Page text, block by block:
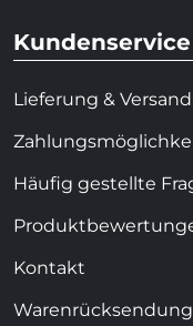
Kundenservice
Lieferung &
Häufig gestellte
Kontakt